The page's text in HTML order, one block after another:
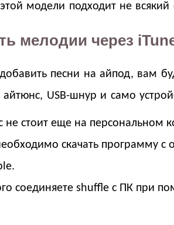
модели подходит не всякий
мелодии через
песни на айпод, вам
USB-шнур и само
не стоит еще на персональном
скачать программу с
соединяете shuffle с ПК при